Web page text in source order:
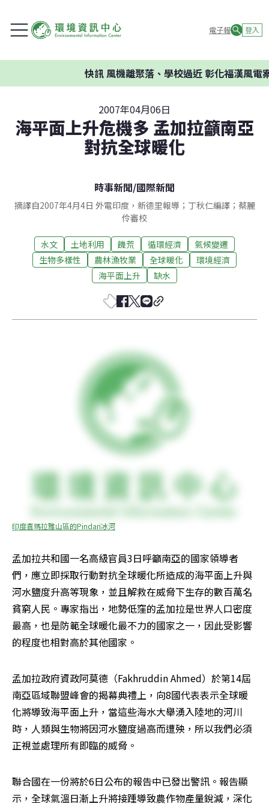
電子報 登入
快訊風機離聚落、學校過近 彰化福漢風電案
2007年04月06日
海平面上升危機多 孟加拉籲南亞
對抗全球暖化
時事新聞/國際新聞
摘譯自2007年4月4日 外電印度，新德里報導；丁秋仁編譯；蔡麗
伶審校
水文 土地利用 饑荒 循環經濟
氣候變遷
生物多樣性
農林漁牧業 全球暖化
環境經濟
海平面上升
缺水
印度喜瑪拉雅山區的Pindari冰河
孟加拉共和國一名高級官員3日呼籲南亞的國家領導者
們，應立即採取行動對抗全球暖化所造成的海平面上升與
河水鹽度升高等現象，並且解救在威脅下生存的數百萬名
貧窮人民。專家指出，地勢低窪的孟加拉是世界人口密度
最高，也是防範全球暖化最不力的國家之一，因此受影響
的程度也相對高於其他國家。
孟加拉政府資政阿莫德（Fakhruddin Ahmed）於第14屆
南亞區域聯盟峰會的揭幕典禮上，向8國代表表示全球暖
化將導致海平面上升，當這些海水大舉湧入陸地的河川
時，人類與生物將因河水鹽度過高而遭殃，所以我們必須
正視並處理所有即臨的威脅。
聯合國在一份將於6日公布的報告中已發出警訊。報告顯
示，全球氣溫日漸上升將接踵導致農作物產量銳減，深化